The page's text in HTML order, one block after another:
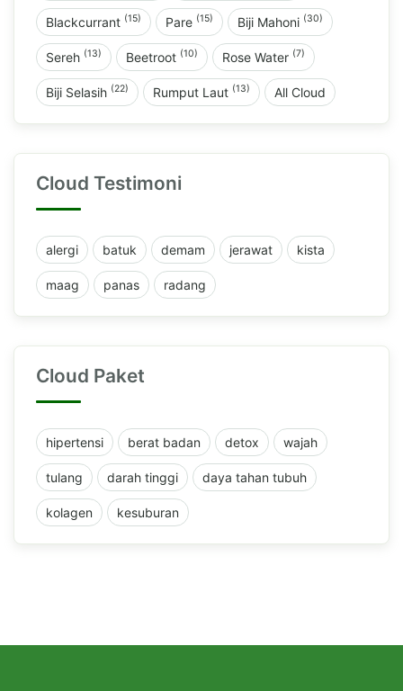
Blackcurrant (15) Pare (15) Biji Mahoni (30)
Sereh (13) Beetroot (10) Rose Water (7)
Biji Selasih (22) Rumput Laut (13) All Cloud
Cloud Testimoni
alergi batuk demam jerawat kista
maag panas radang
Cloud Paket
hipertensi berat badan detox wajah
tulang darah tinggi daya tahan tubuh
kolagen kesuburan